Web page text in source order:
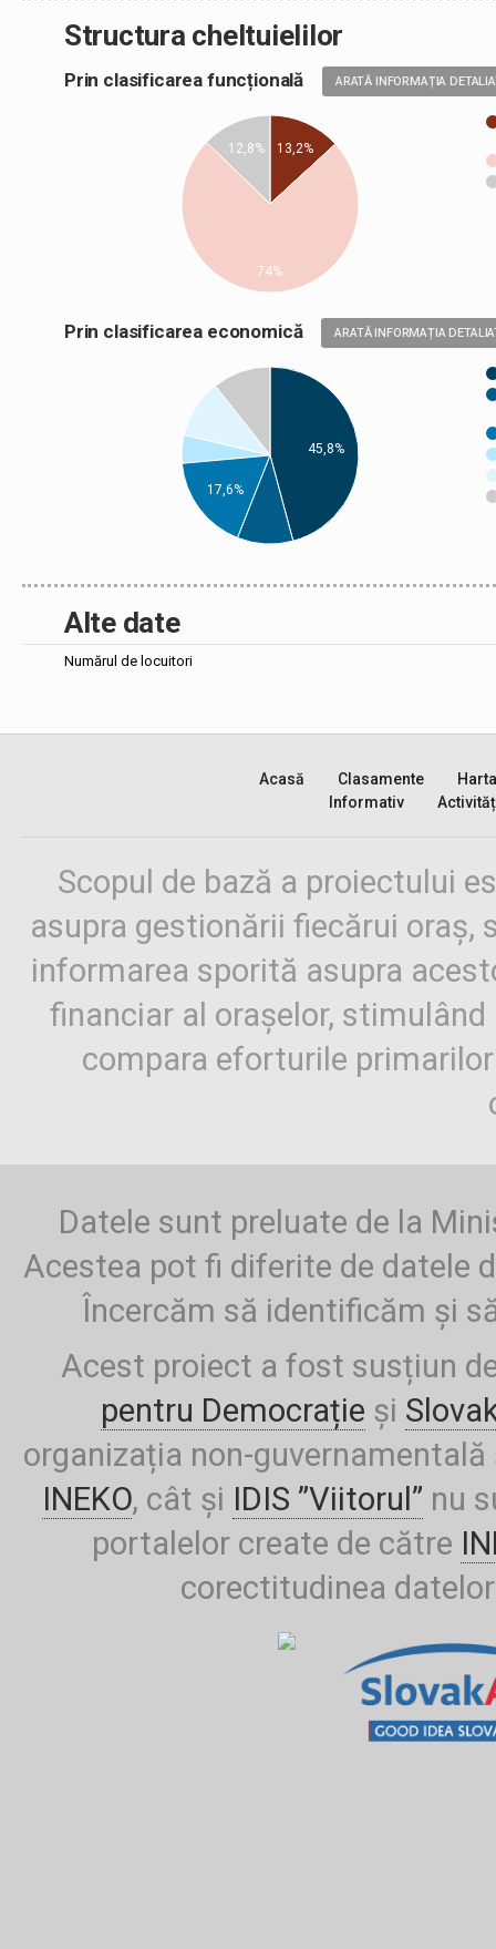
Structura cheltuielilor
Prin clasificarea funcțională ARATĂ INFORMAȚIA
13,2%
12,8%
74%
Prin clasificarea economică ARATĂ INFORMAȚIA
45,8%
17,6%
Alte date
Numărul de locuitori
Acasă Clasamente
Harta
Informativ
Scopul de bază a proiectului
asupra gestionării fiecărui oraș,
informarea sporită asupra
financiar al orașelor,
compara eforturile
Datele sunt preluate de la
Acestea pot fi diferite de datele
Încercăm să identificăm și
Acest proiect a fost susțiun
pentru Democrație și
organizația non-
INEKO, cât și IDIS ”Viitorul” nu
portalelor create de către
corectitudinea